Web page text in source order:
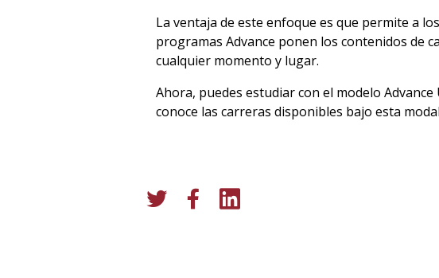
La ventaja de este enfoque es que permite a
programas Advance ponen los contenidos de
cualquier momento y lugar.
Ahora, puedes estudiar con el modelo
conoce las carreras disponibles bajo esta